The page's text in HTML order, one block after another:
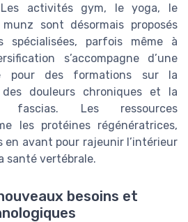
Les activités gym, le yoga, le
sont désormais proposés
spécialisées, parfois même à
s’accompagne d’une
pour des formations sur la
douleurs chroniques et la
fascias. Les ressources
les protéines régénératrices,
en avant pour rajeunir l’intérieur
santé vertébrale.
besoins et